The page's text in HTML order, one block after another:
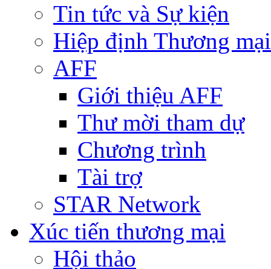
Tin tức và Sự kiện
Hiệp định Thương
AFF
Giới thiệu AFF
Thư mời tham dự
Chương trình
Tài trợ
STAR Network
Xúc tiến thương mại
Hội thảo